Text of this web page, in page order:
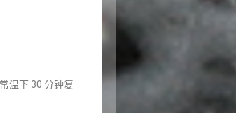
温下 30 分钟复